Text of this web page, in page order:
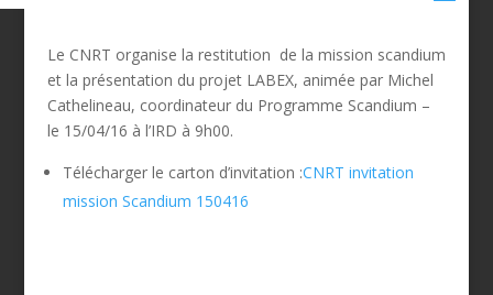
Le CNRT organise la restitution de la mission scandium
et la présentation du projet LABEX, animée par Michel
Cathelineau, coordinateur du Programme Scandium –
le 15/04/16 à l’IRD à 9h00.
Télécharger le carton d’invitation :CNRT invitation
mission Scandium 150416